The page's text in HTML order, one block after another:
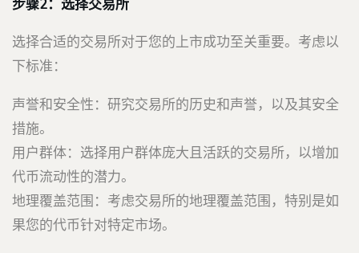
步骤2：选择交易所
选择合适的交易所对于您的上市成功至关重要。考虑以
下标准：
声誉和安全性：研究交易所的历史和声誉，以及其安全
措施。
用户群体：选择用户群体庞大且活跃的交易所，以增加
代币流动性的潜力。
地理覆盖范围：考虑交易所的地理覆盖范围，特别是如
果您的代币针对特定市场。